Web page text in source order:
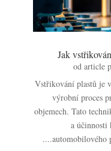
Jak
odarticle
Vstřikování plastů je
výrobní proces
objemech. Tato
a
automobilového